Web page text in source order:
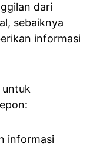
dari
sebaiknya
informasi
untuk
informasi